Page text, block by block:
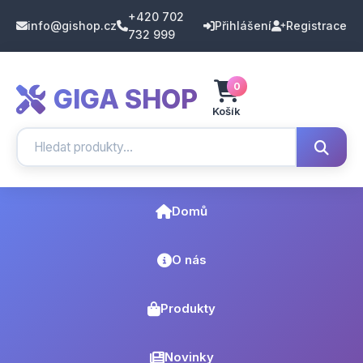
info@gishop.cz
+420 702
732 999
Přihlášení Registrace
GIGA SHOP 0
Košík
Domů
O nás
Produkty
Novinky